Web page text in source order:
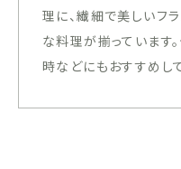
理に、繊細で美しいフ
な料理が揃っています
時などにもおすすめし